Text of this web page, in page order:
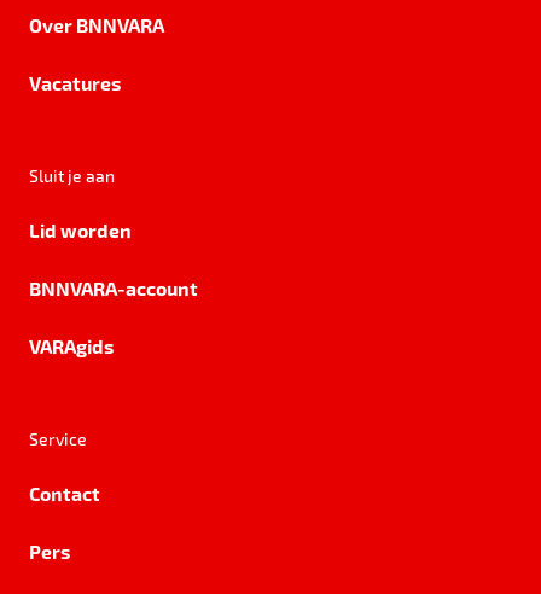
Over BNNVARA
Vacatures
Sluit je aan
Lid worden
BNNVARA-account
VARAgids
Service
Contact
Pers